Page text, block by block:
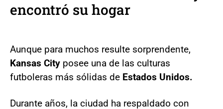
encontró su hogar
Aunque para muchos resulte sorprendente,
Kansas City posee una de las culturas
futboleras más sólidas de Estados Unidos.
Durante años, la ciudad ha respaldado con